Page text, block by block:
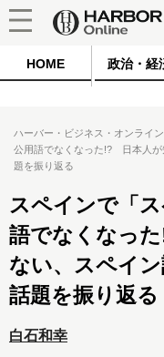
HOME 政治・経
ハーバー・ビジネス・オンライン
公用語でなくなった!? 日本人が
題を振り返る
スペインで「
語でなくなっ
ない、スペイ
話題を振り返る
白石和幸